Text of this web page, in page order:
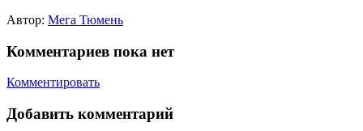
Автор: Мега Тюмень
Комментариев пока нет
Комментировать
Добавить комментарий